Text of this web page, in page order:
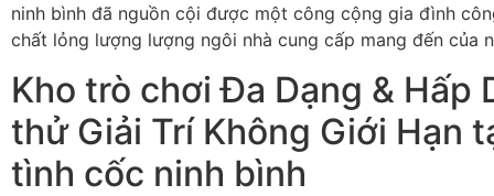
ninh bình đã nguồn cội được một công cộng gia đình
chất lỏng lượng lượng ngôi nhà cung cấp mang đến của
Kho trò chơi Đa Dạng & Hấp
thử Giải Trí Không Giới Hạn
tình cốc ninh bình